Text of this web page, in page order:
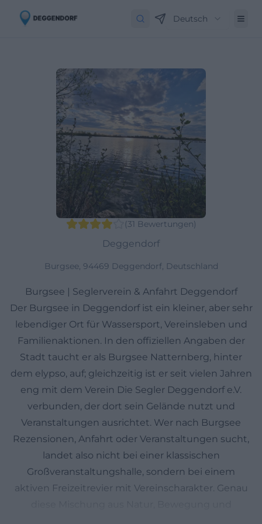
Deutsch
(31 Bewertungen)
Deggendorf
Burgsee, 94469 Deggendorf, Deutschland
Burgsee | Seglerverein & Anfahrt Deggendorf
Der Burgsee in Deggendorf ist ein kleiner, aber sehr
lebendiger Ort für Wassersport, Vereinsleben und
Familienaktionen. In den offiziellen Angaben der
Stadt taucht er als Burgsee Natternberg, hinter
dem elypso, auf; gleichzeitig ist er seit vielen Jahren
eng mit dem Verein Die Segler Deggendorf e.V.
verbunden, der dort sein Gelände nutzt und
Veranstaltungen ausrichtet. Wer nach Burgsee
Rezensionen, Anfahrt oder Veranstaltungen sucht,
landet also nicht bei einer klassischen
Großveranstaltungshalle, sondern bei einem
aktiven Freizeitrevier mit Vereinscharakter. Genau